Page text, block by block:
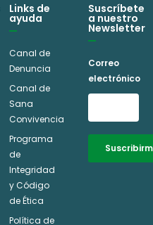
Links de
ayuda
Canal de
Denuncia
Canal de
Sana
Convivencia
Programa
de
Integridad
y Código
de Ética
Política de
Suscríbete
a nuestro
Newsletter
Correo
electrónico